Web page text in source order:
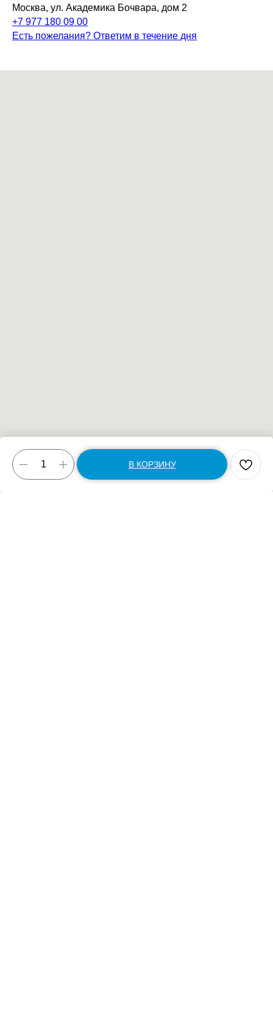
В КОРЗИНУ
Москва, ул. Академика Бочвара, дом 2
+7 977 180 09 00
Есть пожелания? Ответим в течение дня